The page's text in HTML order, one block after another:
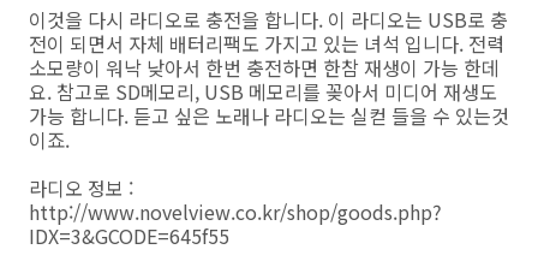
이것을 다시 라디오로 충전을 합니다. 이 라디오는 USB로 충
전이 되면서 자체 배터리팩도 가지고 있는 녀석 입니다. 전력
소모량이 워낙 낮아서 한번 충전하면 한참 재생이 가능 한데
요. 참고로 SD메모리, USB 메모리를 꽂아서 미디어 재생도
가능 합니다. 듣고 싶은 노래나 라디오는 실컫 들을 수 있는것
이죠.
라디오 정보 :
http://www.novelview.co.kr/shop/goods.php?
IDX=3&GCODE=645f55